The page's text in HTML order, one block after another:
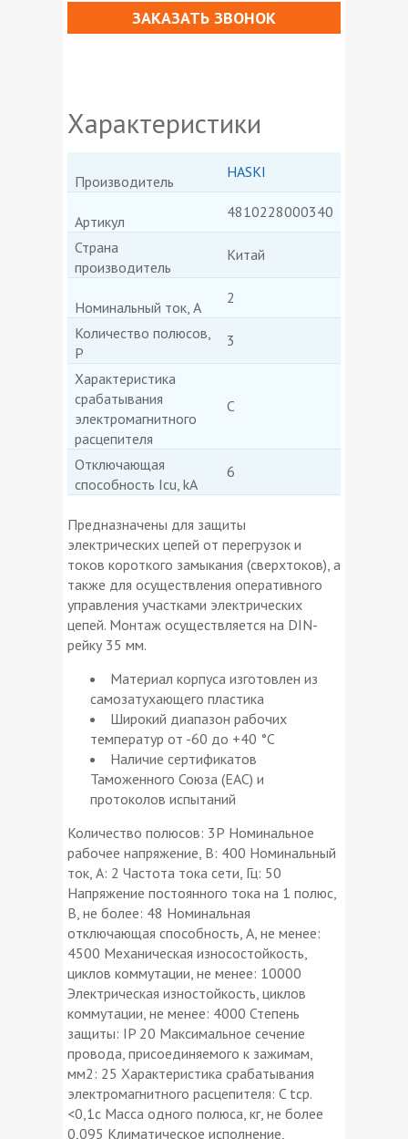
ЗАКАЗАТЬ ЗВОНОК
Характеристики
Производитель
HASKI
Артикул
4810228000340
Страна
производитель
Китай
Номинальный ток, А
2
Количество полюсов,
P
3
Характеристика
срабатывания
электромагнитного
расцепителя
C
Отключающая
способность Icu, kA
6
Предназначены для защиты
электрических цепей от перегрузок и
токов короткого замыкания (сверхтоков), а
также для осуществления оперативного
управления участками электрических
цепей. Монтаж осуществляется на DIN-
рейку 35 мм.
Материал корпуса изготовлен из
самозатухающего пластика
Широкий диапазон рабочих
температур от -60 до +40 °С
Наличие сертификатов
Таможенного Союза (ЕАС) и
протоколов испытаний
Количество полюсов: 3Р Номинальное
рабочее напряжение, В: 400 Номинальный
ток, А: 2 Частота тока сети, Гц: 50
Напряжение постоянного тока на 1 полюс,
В, не более: 48 Номинальная
отключающая способность, А, не менее:
4500 Механическая износостойкость,
циклов коммутации, не менее: 10000
Электрическая изностойкость, циклов
коммутации, не менее: 4000 Степень
защиты: IP 20 Максимальное сечение
провода, присоединяемого к зажимам,
мм2: 25 Характеристика срабатывания
электромагнитного расцепителя: C tср.
<0,1с Масса одного полюса, кг, не более
0,095 Климатическое исполнение,